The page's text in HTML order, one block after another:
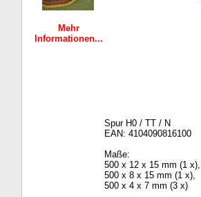
Mehr
Informationen...
Spur H0 / TT / N
EAN: 4104090816100
Maße:
500 x 12 x 15 mm (1 x),
500 x 8 x 15 mm (1 x),
500 x 4 x 7 mm (3 x)